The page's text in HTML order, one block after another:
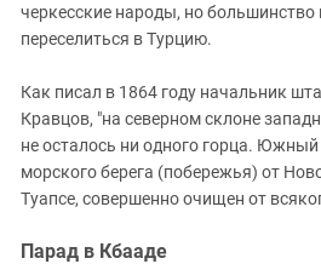
черкесские народы, но большинство
переселиться в Турцию.
Как писал в 1864 году начальник
Кравцов, "на северном склоне
не осталось ни одного горца.
морского берега (побережья) от
Туапсе, совершенно очищен от
Парад в Кбааде